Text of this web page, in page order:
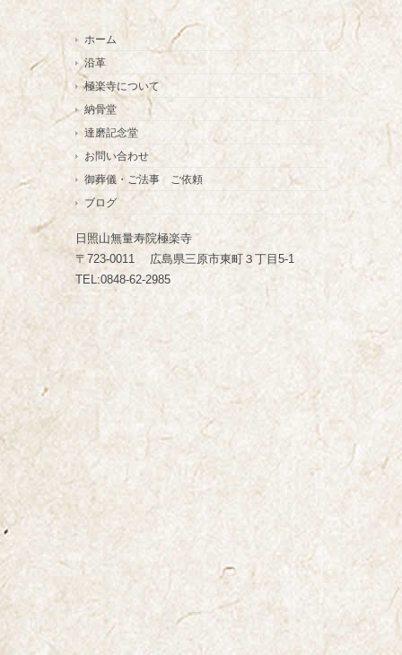
ホーム
沿革
極楽寺について
納骨堂
達磨記念堂
お問い合わせ
御葬儀・ご法事 ご依頼
ブログ
日照山無量寿院極楽寺
〒723-0011 広島県三原市東町３丁目5-1
TEL:0848-62-2985